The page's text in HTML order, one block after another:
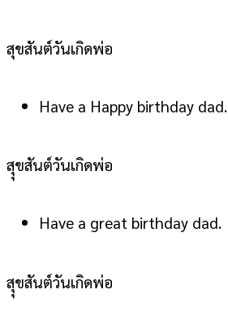
สุขสันต์วันเกิดพ่อ
Have a Happy birthday dad.
สุุขสันต์วันเกิดพ่อ
Have a great birthday dad.
สุุขสันต์วันเกิดพ่อ